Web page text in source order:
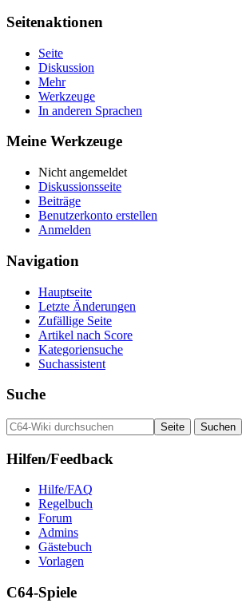
Seitenaktionen
Seite
Diskussion
Mehr
Werkzeuge
In anderen Sprachen
Meine Werkzeuge
Nicht angemeldet
Diskussionsseite
Beiträge
Benutzerkonto erstellen
Anmelden
Navigation
Hauptseite
Letzte Änderungen
Zufällige Seite
Artikel nach Score
Kategoriensuche
Suchassistent
Suche
Hilfen/Feedback
Hilfe/FAQ
Regelbuch
Forum
Admins
Gästebuch
Vorlagen
C64-Spiele